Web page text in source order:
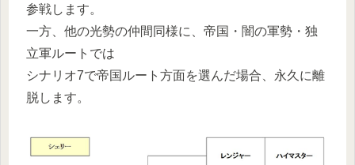
参戦します。
一方、他の光勢の仲間同様に、帝国・闇の軍勢・独
立軍ルートでは
シナリオ7で帝国ルート方面を選んだ場合、永久に離
脱します。